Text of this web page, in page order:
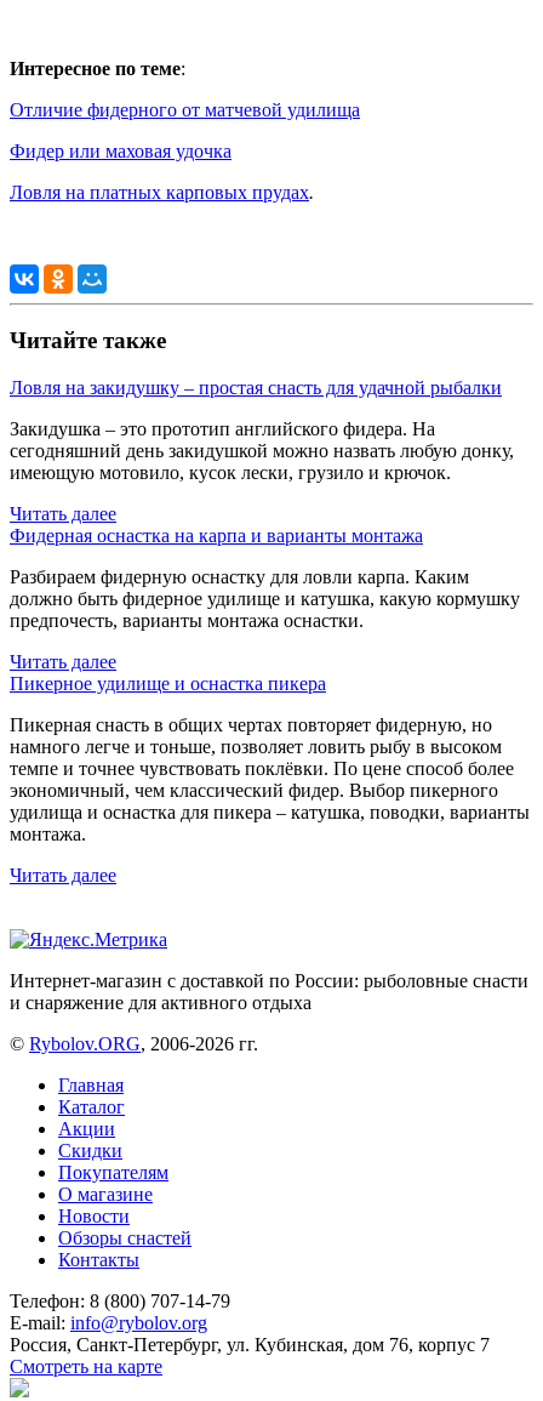
Интересное по теме:
Отличие фидерного от матчевой удилища
Фидер или маховая удочка
Ловля на платных карповых прудах.
Читайте также
Ловля на закидушку – простая снасть для удачной рыбалки
Закидушка – это прототип английского фидера. На
сегодняшний день закидушкой можно назвать любую донку,
имеющую мотовило, кусок лески, грузило и крючок.
Читать далее
Фидерная оснастка на карпа и варианты монтажа
Разбираем фидерную оснастку для ловли карпа. Каким
должно быть фидерное удилище и катушка, какую кормушку
предпочесть, варианты монтажа оснастки.
Читать далее
Пикерное удилище и оснастка пикера
Пикерная снасть в общих чертах повторяет фидерную, но
намного легче и тоньше, позволяет ловить рыбу в высоком
темпе и точнее чувствовать поклёвки. По цене способ более
экономичный, чем классический фидер. Выбор пикерного
удилища и оснастка для пикера – катушка, поводки, варианты
монтажа.
Читать далее
Интернет-магазин с доставкой по России: рыболовные снасти
и снаряжение для активного отдыха
© Rybolov.ORG, 2006-2026 гг.
Главная
Каталог
Акции
Скидки
Покупателям
О магазине
Новости
Обзоры снастей
Контакты
Телефон: 8 (800) 707-14-79
E-mail: info@rybolov.org
Россия, Санкт-Петербург, ул. Кубинская, дом 76, корпус 7
Смотреть на карте